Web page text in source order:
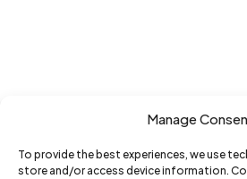
Manage
To provide the best experiences, we use
store and/or access device information.